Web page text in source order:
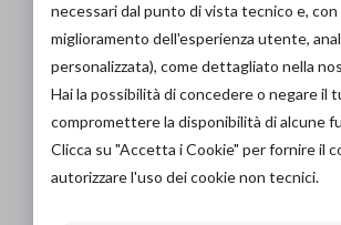
necessari dal punto di vista tecnico e,
miglioramento dell'esperienza utente,
personalizzata), come dettagliato nella
Hai la possibilità di concedere o negare
compromettere la disponibilità di alcune
Clicca su "Accetta i Cookie" per fornire il
autorizzare l'uso dei cookie non tecnici.